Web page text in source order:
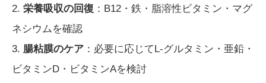
2. 栄養吸収の回復 ：B12・鉄・脂溶性ビタミン・マグ
ネシウムを確認
3. 腸粘膜のケア ：必要に応じてL-グルタミン・亜鉛・
ビタミンD・ビタミンAを検討